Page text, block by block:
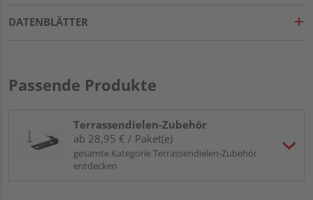
DATENBLÄTTER
Passende Produkte
Terrassendielen-Zubehör
ab 28,95 € / Paket(e)
gesamte Kategorie Terrassendielen-Zubehör
entdecken